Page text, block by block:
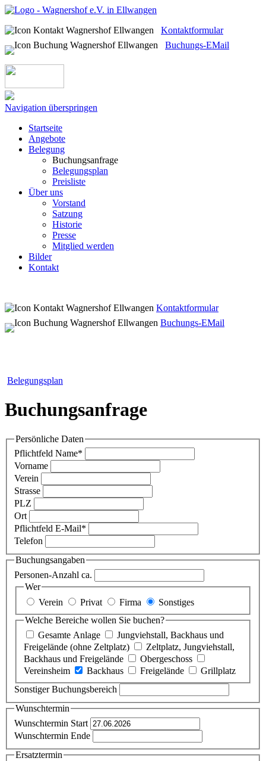
Kontaktformular
Buchungs-EMail
Navigation überspringen
Startseite
Angebote
Belegung
Buchungsanfrage
Belegungsplan
Preisliste
Über uns
Vorstand
Satzung
Historie
Presse
Mitglied werden
Bilder
Kontakt
Kontaktformular
Buchungs-EMail
Belegungsplan
Buchungsanfrage
Persönliche Daten
Pflichtfeld Name*
Vorname
Verein
Strasse
PLZ
Ort
Pflichtfeld E-Mail*
Telefon
Buchungsangaben
Personen-Anzahl ca.
Wer
Verein
Privat Firma
Sonstiges
Welche Bereiche wollen Sie buchen?
Gesamte Anlage
Jungviehstall, Backhaus und
Freigelände (ohne Zeltplatz)
Zeltplatz, Jungviehstall,
Backhaus und Freigelände
Obergeschoss
Vereinsheim
Backhaus Freigelände
Grillplatz
Sonstiger Buchungsbereich
Wunschtermin
Wunschtermin Start
Wunschtermin Ende
Ersatztermin